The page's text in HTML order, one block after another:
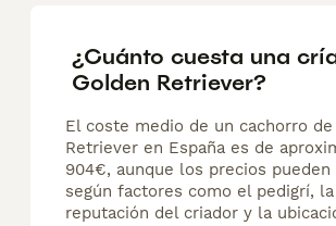
¿Cuánto cuesta una
Golden Retriever?
El coste medio de un cachorro de
Retriever en España es de
904€, aunque los precios pueden
según factores como el pedigrí, la
reputación del criador y la